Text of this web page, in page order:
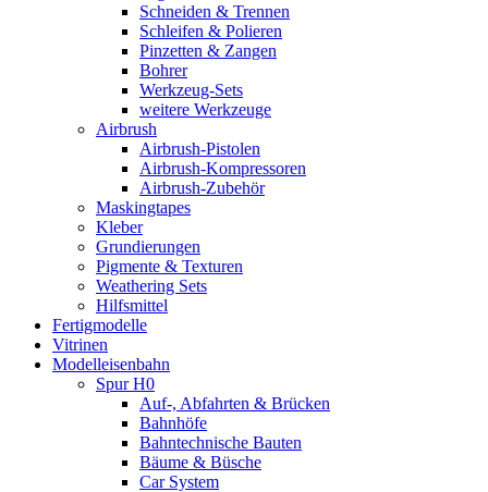
Schneiden & Trennen
Schleifen & Polieren
Pinzetten & Zangen
Bohrer
Werkzeug-Sets
weitere Werkzeuge
Airbrush
Airbrush-Pistolen
Airbrush-Kompressoren
Airbrush-Zubehör
Maskingtapes
Kleber
Grundierungen
Pigmente & Texturen
Weathering Sets
Hilfsmittel
Fertigmodelle
Vitrinen
Modelleisenbahn
Spur H0
Auf-, Abfahrten & Brücken
Bahnhöfe
Bahntechnische Bauten
Bäume & Büsche
Car System